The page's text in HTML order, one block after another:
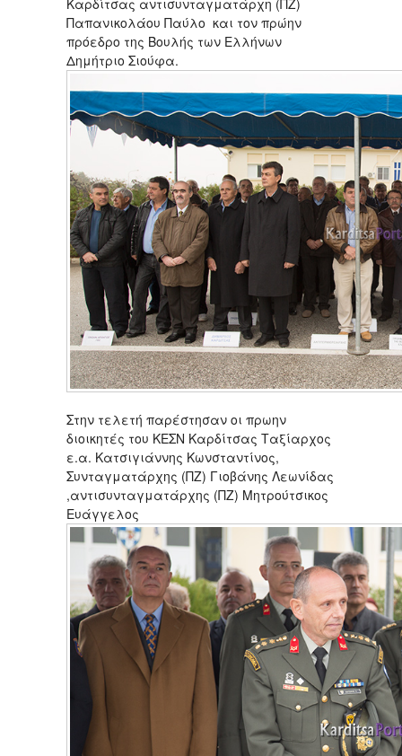
Παπανικολάου Παύλο και τον πρώην
πρόεδρο της Βουλής των Ελλήνων
Δημήτριο Σιούφα.
Στην τελετή παρέστησαν οι πρωην
διοικητές του ΚΕΣΝ Καρδίτσας Ταξίαρχος
ε.α. Κατσιγιάννης Κωνσταντίνος,
Συνταγματάρχης (ΠΖ) Γιοβάνης Λεωνίδας
,αντισυνταγματάρχης (ΠΖ) Μητρούτσικος
Ευάγγελος